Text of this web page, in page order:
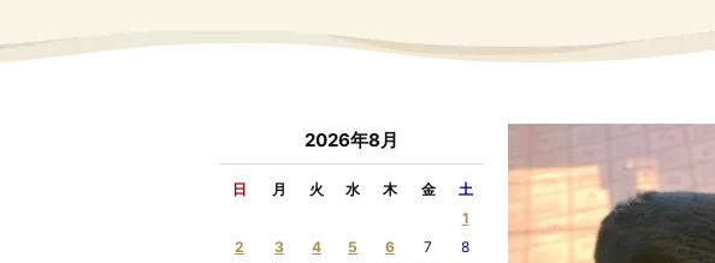
2026年8月
日 月 火 水 木 金 土
1
2
3 4 5 6 7
8